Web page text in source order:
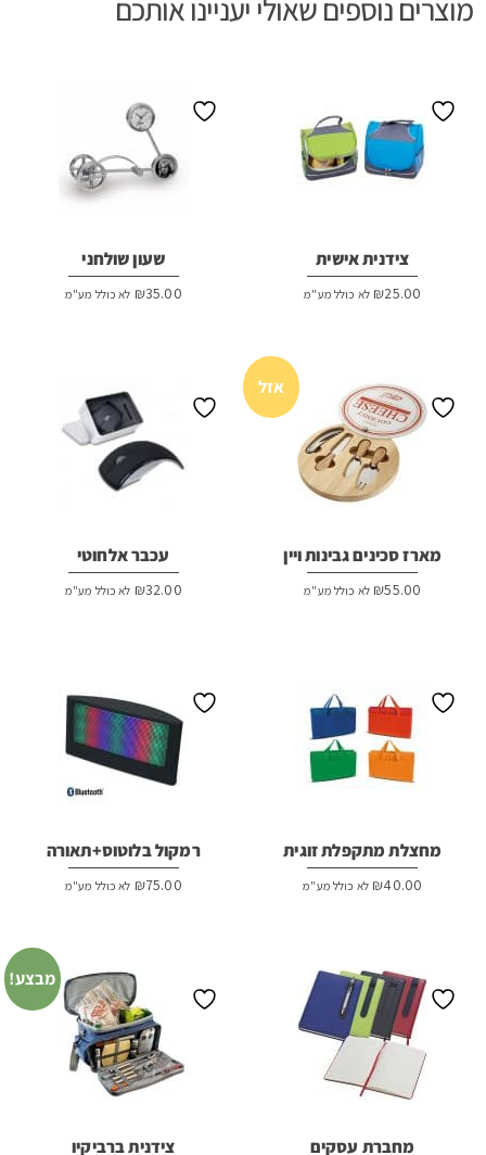
מוצרים נוספים שאולי יעניינו אותכם
צידנית אישית
₪25.00 לא כולל מע"מ
שעון שולחני
₪35.00 לא כולל מע"מ
אזל
מארז סכינים גבינות ויין
₪55.00 לא כולל מע"מ
עכבר אלחוטי
₪32.00 לא כולל מע"מ
מחצלת מתקפלת זוגית
₪40.00 לא כולל מע"מ
רמקול בלוטוס+תאורה
₪75.00 לא כולל מע"מ
מחברת עסקים
מבצע!
צידנית ברביקיו